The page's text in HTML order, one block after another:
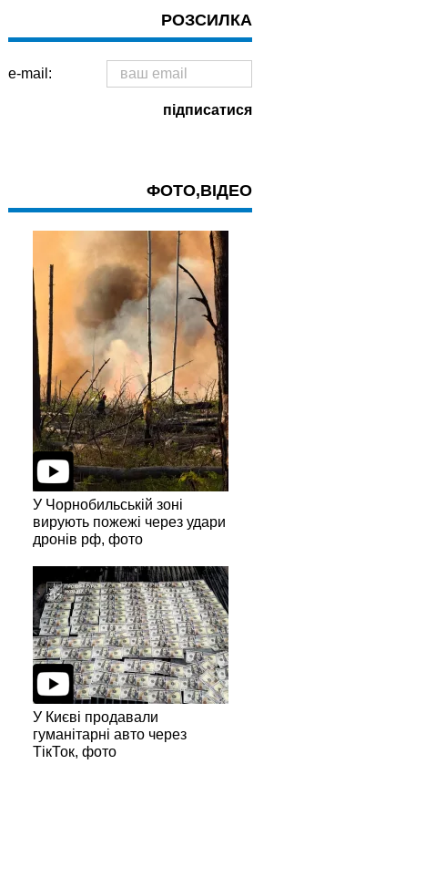
РОЗСИЛКА
e-mail:
ФОТО,ВІДЕО
У Чорнобильській зоні
вирують пожежі через удари
дронів рф, фото
У Києві продавали
гуманітарні авто через
ТікТок, фото